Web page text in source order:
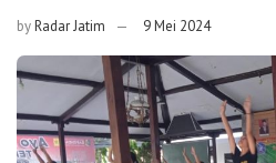
byRadar Jatim 9 Mei 2024